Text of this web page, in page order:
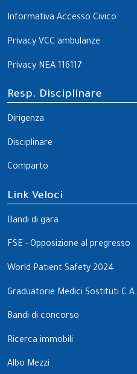
Informativa Accesso Civico
Privacy VCC ambulanze
Privacy NEA 116117
Resp. Disciplinare
Dirigenza
Disciplinare
Comparto
Link Veloci
Bandi di gara
FSE - Opposizione al pregresso
World Patient Safety 2024
Graduatorie Medici Sostituti C.A.
Bandi di concorso
Ricerca immobili
Albo Mezzi